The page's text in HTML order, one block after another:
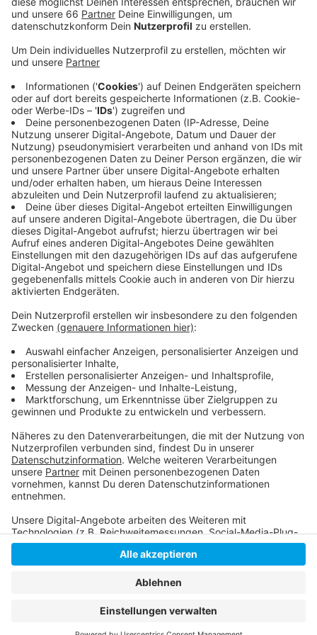
In Fahrtrichtung Leverkusen ist heute (20. Juli
2020) zwischen 9 Uhr und 15 Uhr wegen der
Veröffentlicht:Montag, 20.07.2020 05:17
Anzeige
In der kommenden Nacht ist die A59 dann von Garath
bis Langenfeld komplett gesperrt. In den Nächten zu
Mittwoch und Donnerstag ist dann die Gegenfahrbahn
betroffen. Dann ist die A59 in Fahrtrichtung
Düsseldorf gesperrt. Umleitungen sind jeweils
ausgeschildert.
Das sind die Infos zu den Bauarbeiten von Straßen
NRW.
Es gibt weitere Sanierungspläne für die A59.
Anzeige